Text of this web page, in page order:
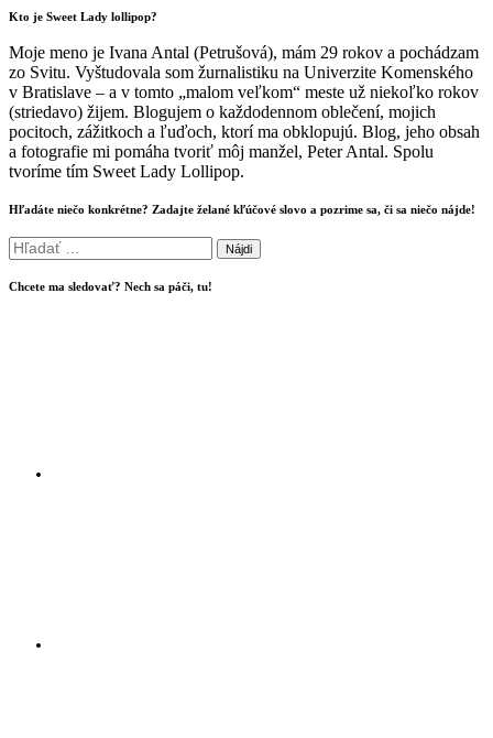
Kto je Sweet Lady lollipop?
Moje meno je Ivana Antal (Petrušová), mám 29 rokov a pochádzam
zo Svitu. Vyštudovala som žurnalistiku na Univerzite Komenského
v Bratislave – a v tomto „malom veľkom“ meste už niekoľko rokov
(striedavo) žijem. Blogujem o každodennom oblečení, mojich
pocitoch, zážitkoch a ľuďoch, ktorí ma obklopujú. Blog, jeho obsah
a fotografie mi pomáha tvoriť môj manžel, Peter Antal. Spolu
tvoríme tím Sweet Lady Lollipop.
Hľadáte niečo konkrétne? Zadajte želané kľúčové slovo a pozrime sa, či sa niečo nájde!
Hľadať:
Chcete ma sledovať? Nech sa páči, tu!